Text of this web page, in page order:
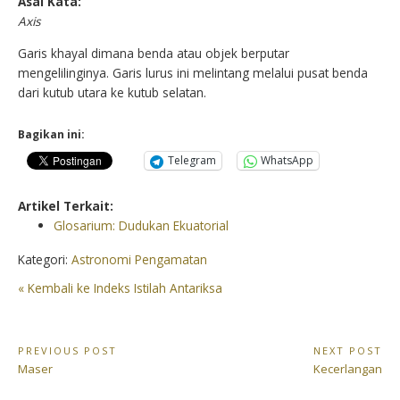
Axis
Garis khayal dimana benda atau objek berputar
mengelilinginya. Garis lurus ini melintang melalui pusat benda
dari kutub utara ke kutub selatan.
Bagikan ini:
Telegram
WhatsApp
Artikel Terkait:
Glosarium: Dudukan Ekuatorial
Kategori: Astronomi Pengamatan
« Kembali ke Indeks Istilah Antariksa
Navigasi
pos
PREVIOUS POST
Previous
Maser
NEXT POST
Next
Kecerlangan